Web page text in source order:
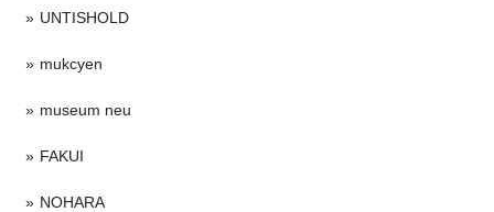
UNTISHOLD
mukcyen
museum neu
FAKUI
NOHARA